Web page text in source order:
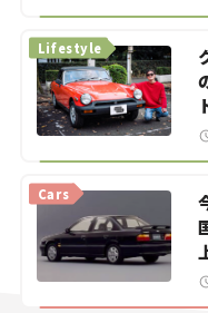
Lifestyle
Cars